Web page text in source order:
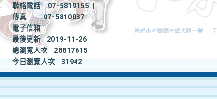
聯絡電話
07-5819155
|
傳真
07-5810087
電子信箱
最後更新
2019-11-26
總瀏覽人次
28817615
今日瀏覽人次
31942